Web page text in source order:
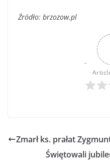
Źródło: brzozow.pl
Zmarł ks. prałat
Świętowali